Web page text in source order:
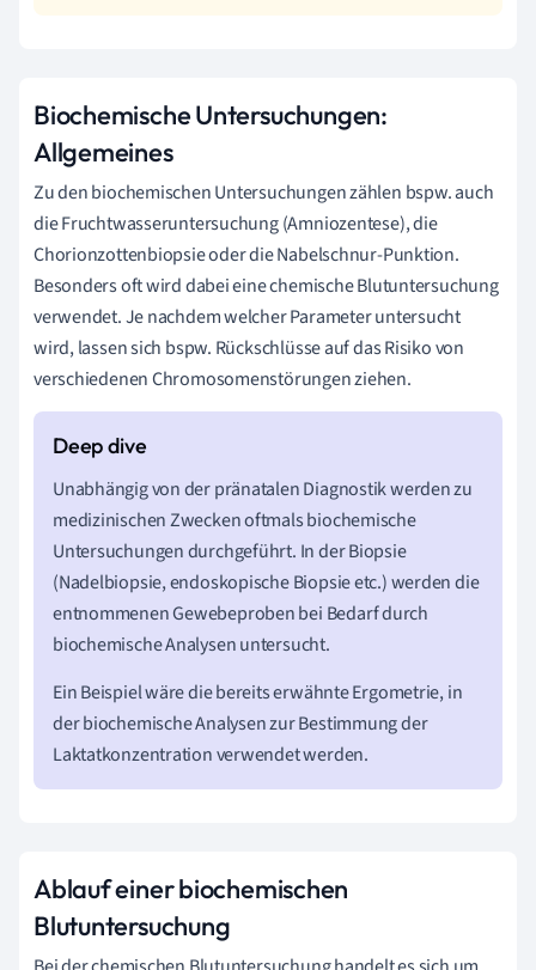
Biochemische Untersuchungen:
Allgemeines
Zu den biochemischen Untersuchungen zählen bspw. auch
die Fruchtwasseruntersuchung (Amniozentese), die
Chorionzottenbiopsie oder die Nabelschnur-Punktion.
Besonders oft wird dabei eine chemische Blutuntersuchung
verwendet. Je nachdem welcher Parameter untersucht
wird, lassen sich bspw. Rückschlüsse auf das Risiko von
verschiedenen Chromosomenstörungen ziehen.
Unabhängig von der pränatalen Diagnostik werden zu
medizinischen Zwecken oftmals biochemische
Untersuchungen durchgeführt. In der Biopsie
(Nadelbiopsie, endoskopische Biopsie etc.) werden die
entnommenen Gewebeproben bei Bedarf durch
biochemische Analysen untersucht.
Ein Beispiel wäre die bereits erwähnte Ergometrie, in
der biochemische Analysen zur Bestimmung der
Laktatkonzentration verwendet werden.
Ablauf einer biochemischen
Blutuntersuchung